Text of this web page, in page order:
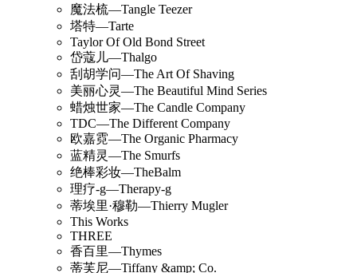
魔法梳—Tangle Teezer
塔特—Tarte
Taylor Of Old Bond Street
岱蔻儿—Thalgo
刮胡学问—The Art Of Shaving
美丽心灵—The Beautiful Mind Series
蜡烛世家—The Candle Company
TDC—The Different Company
欧嘉霓—The Organic Pharmacy
蓝精灵—The Smurfs
绝棒彩妆—TheBalm
理疗-g—Therapy-g
蒂埃里·穆勒—Thierry Mugler
This Works
THREE
香百里—Thymes
蒂芙尼—Tiffany &amp; Co.